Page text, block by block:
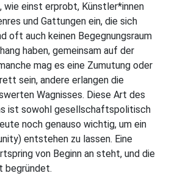
einst erprobt, Künstler*innen
und Gattungen ein, die sich
oft auch keinen Begegnungsraum
haben, gemeinsam auf der
mag es eine Zumutung oder
sein, andere erlangen die
Wagnisses. Diese Art des
ist sowohl gesellschaftspolitisch
noch genauso wichtig, um ein
entstehen zu lassen. Eine
von Beginn an steht, und die
begründet.